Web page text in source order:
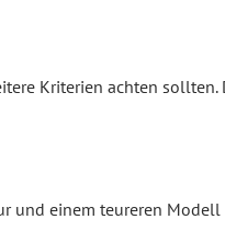
Kriterien achten
und einem teureren